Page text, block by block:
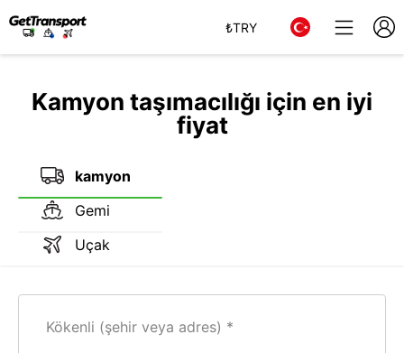
₺TRY
Kamyon taşımacılığı için en iyi
fiyat
kamyon
Gemi
Uçak
Kökenli (şehir veya adres)